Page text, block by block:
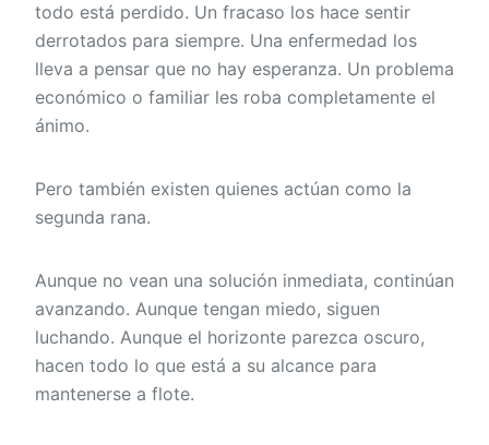
todo está perdido. Un fracaso los hace sentir
derrotados para siempre. Una enfermedad los
lleva a pensar que no hay esperanza. Un problema
económico o familiar les roba completamente el
ánimo.
Pero también existen quienes actúan como la
segunda rana.
Aunque no vean una solución inmediata, continúan
avanzando. Aunque tengan miedo, siguen
luchando. Aunque el horizonte parezca oscuro,
hacen todo lo que está a su alcance para
mantenerse a flote.